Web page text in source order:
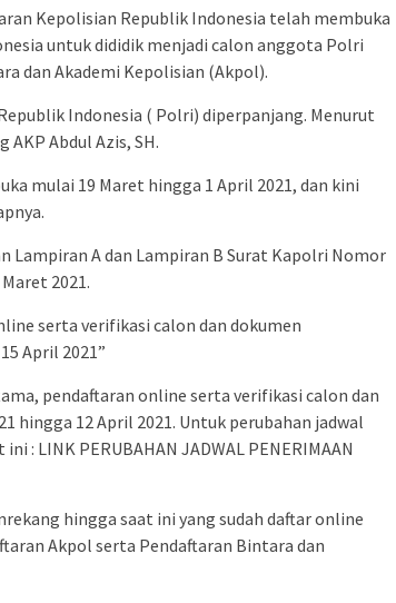
Kepolisian Republik Indonesia telah membuka
untuk dididik menjadi calon anggota Polri
dan Akademi Kepolisian (Akpol).
Indonesia ( Polri) diperpanjang. Menurut
Abdul Azis, SH.
mulai 19 Maret hingga 1 April 2021, dan kini
Lampiran A dan Lampiran B Surat Kapolri Nomor
2021.
serta verifikasi calon dan dokumen
April 2021”
pendaftaran online serta verifikasi calon dan
hingga 12 April 2021. Untuk perubahan jadwal
: LINK PERUBAHAN JADWAL PENERIMAAN
hingga saat ini yang sudah daftar online
Akpol serta Pendaftaran Bintara dan